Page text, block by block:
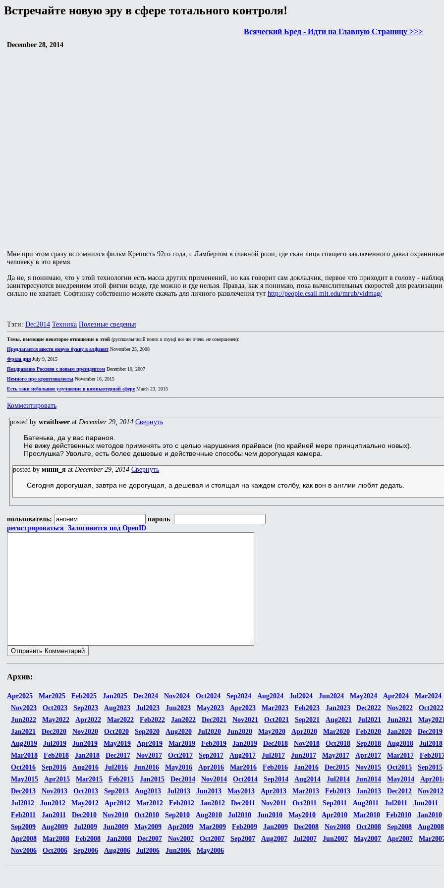
Встречайте новую эру в сфере тотального контроля!
Всяческий Бред - Идти на Главную Страницу >>>
December 28, 2014
Мне при этом сразу вспомнился фильм Крепость 92го года, с Ламбертом в главной роли, где скан лица спящего заключенного давал
человеку в это время.
Да не, я понимаю, что у этой технологии есть масса других применений, но как говорит сам докладчик, первое что приходит в голову -
заинтересуются внедрением этой фигни везде, где можно и где нельзя. Правда, как я понимаю, пока вычислительных скоростей для реализации
сильно не хватает. Софтинку собственно можете скачать для личного развлечения тут http://people.csail.mit.edu/mrub/vidmag/
Тэги: Dec2014 Техника Полезные сведенья
Темы, имеющие некоторое отношение к этой (русскоязычный поиск в mysql все же очень не совершенен):
Предлагается ввести новую букву в алфавит November 25, 2008
Фраза дня July 9, 2015
Поздравляю Россиян с новым президентом December 10, 2007
Немного про криптовалюты November 16, 2015
Есть таки небольшое улучшение в компьютерной сфереMarch 23, 2015
Комментировать
posted by wraithseer at December 29, 2014 Свернуть
Батенька, да у вас параноя.
Не вижу действенных методов применять это с целью нарушения прайваси (по крайней мере принципиально новых).
Прослушка? Увольте, есть более дешевые и действенные способы чем дорогущая камера.
posted by мини_я at December 29, 2014 Свернуть
Сегодня дорогущая, завтра не дорогущая, а дешевая и стоящая на каждом столбу, как вон в англии любят дедать.
пользователь: пароль:
регистрироваться Залогинится под OpenID
Архив:
Apr2025 Mar2025 Feb2025 Jan2025 Dec2024 Nov2024 Oct2024 Sep2024 Aug2024 Jul2024 Jun2024 May2024 Apr2024 Mar2024
Nov2023
Oct2023 Sep2023 Aug2023 Jul2023 Jun2023 May2023 Apr2023 Mar2023 Feb2023 Jan2023 Dec2022 Nov2022 Oct2022
Jun2022
May2022 Apr2022 Mar2022 Feb2022 Jan2022 Dec2021 Nov2021 Oct2021 Sep2021 Aug2021 Jul2021 Jun2021 May2021
Jan2021
Dec2020 Nov2020 Oct2020 Sep2020 Aug2020 Jul2020 Jun2020 May2020 Apr2020 Mar2020 Feb2020 Jan2020 Dec2019
Aug2019
Jul2019 Jun2019 May2019 Apr2019 Mar2019 Feb2019 Jan2019 Dec2018 Nov2018 Oct2018 Sep2018 Aug2018 Jul2018
Mar2018
Feb2018 Jan2018 Dec2017 Nov2017 Oct2017 Sep2017 Aug2017 Jul2017 Jun2017 May2017 Apr2017 Mar2017
Oct2016
Sep2016 Aug2016 Jul2016 Jun2016 May2016 Apr2016 Mar2016 Feb2016 Jan2016 Dec2015 Nov2015 Oct2015 Sep2015
May2015
Apr2015 Mar2015 Feb2015 Jan2015 Dec2014 Nov2014 Oct2014 Sep2014 Aug2014 Jul2014 Jun2014 May2014
Dec2013
Nov2013 Oct2013 Sep2013 Aug2013 Jul2013 Jun2013 May2013 Apr2013 Mar2013 Feb2013 Jan2013 Dec2012 Nov2012
Jul2012
Jun2012 May2012 Apr2012 Mar2012 Feb2012 Jan2012 Dec2011 Nov2011 Oct2011 Sep2011 Aug2011 Jul2011 Jun2011
Feb2011
Jan2011 Dec2010 Nov2010 Oct2010 Sep2010 Aug2010 Jul2010 Jun2010 May2010 Apr2010 Mar2010 Feb2010 Jan2010
Sep2009
Aug2009 Jul2009 Jun2009 May2009 Apr2009 Mar2009 Feb2009 Jan2009 Dec2008 Nov2008 Oct2008 Sep2008 Aug2008
Apr2008
Mar2008 Feb2008 Jan2008 Dec2007 Nov2007 Oct2007 Sep2007 Aug2007 Jul2007 Jun2007 May2007 Apr2007
Nov2006
Oct2006 Sep2006 Aug2006 Jul2006 Jun2006 May2006